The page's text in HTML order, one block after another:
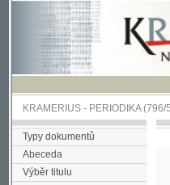
KRAMERIUS-PERIODIKA(796/
Typy dokumentů
Abeceda
Výběr titulu
Titul